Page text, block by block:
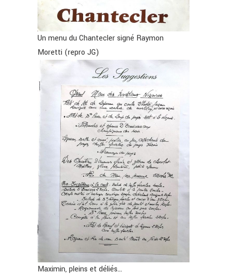
Un menu du Chantecler signé Raymon
Moretti (repro JG)
Maximin, pleins et déliés…